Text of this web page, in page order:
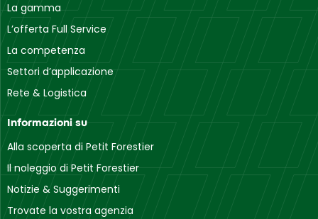
La gamma
L’offerta Full Service
La competenza
Settori d’applicazione
Rete & Logistica
Informazioni su
Alla scoperta di Petit Forestier
Il noleggio di Petit Forestier
Notizie & Suggerimenti
Trovate la vostra agenzia